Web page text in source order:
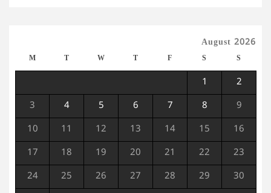
August 2026
M T W T F S S
1 2
3 4 5 6 7 8 9
10 11 12 13 14 15 16
17 18 19 20 21 22 23
24 25 26 27 28 29 30